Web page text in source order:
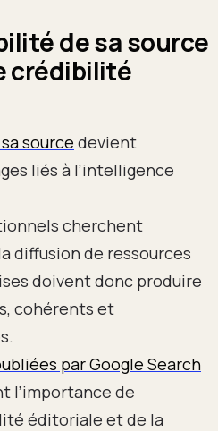
de sa source
crédibilité
source devient
liés à l’intelligence
cherchent
diffusion de ressources
doivent donc produire
cohérents et
par Google Search
l’importance de
éditoriale et de la